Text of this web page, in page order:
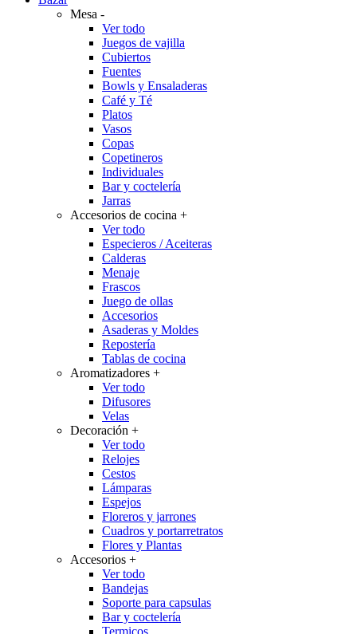
Mesa -
Ver todo
Juegos de vajilla
Cubiertos
Fuentes
Bowls y Ensaladeras
Café y Té
Platos
Vasos
Copas
Copetineros
Individuales
Bar y coctelería
Jarras
Accesorios de cocina +
Ver todo
Especieros / Aceiteras
Calderas
Menaje
Frascos
Juego de ollas
Accesorios
Asaderas y Moldes
Repostería
Tablas de cocina
Aromatizadores +
Ver todo
Difusores
Velas
Decoración +
Ver todo
Relojes
Cestos
Lámparas
Espejos
Floreros y jarrones
Cuadros y portarretratos
Flores y Plantas
Accesorios +
Ver todo
Bandejas
Soporte para capsulas
Bar y coctelería
Termicos